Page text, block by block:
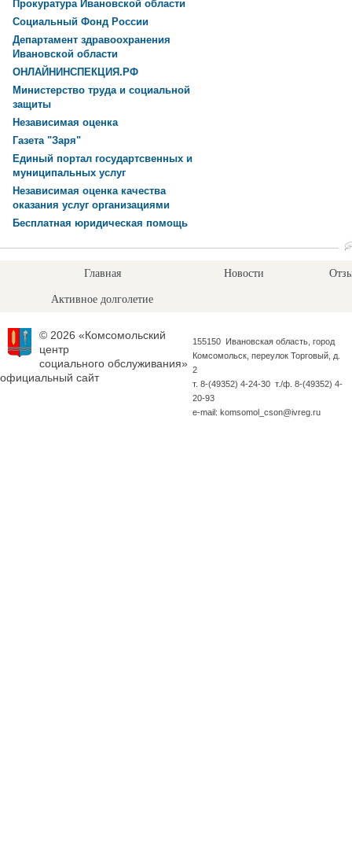
Прокуратура Ивановской области
Социальный Фонд России
Департамент здравоохранения
Ивановской области
ОНЛАЙНИНСПЕКЦИЯ.РФ
Министерство труда и социальной
защиты
Независимая оценка
Газета "Заря"
Единый портал государтсвенных и
муниципальных услуг
Независимая оценка качества
оказания услуг организациями
Бесплатная юридическая помощь
Главная Новости
Активное долголетие
© 2026 «Комсомольский
центр
социального обслуживания»
официальный сайт
155150 Ивановская область, город
Комсомольск, переулок Торговый, д.
2
т. 8-(49352) 4-24-30 т./ф. 8-(49352) 4-
20-93
e-mail: komsomol_cson@ivreg.ru